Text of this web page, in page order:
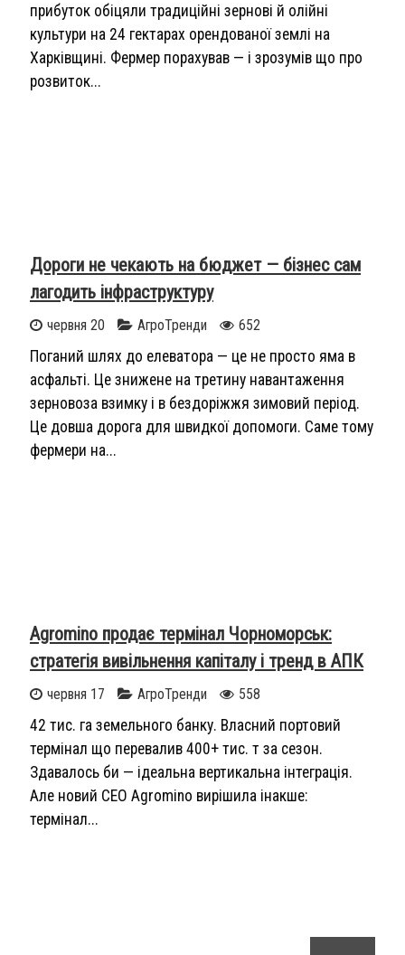
прибуток обіцяли традиційні зернові й олійні
культури на 24 гектарах орендованої землі на
Харківщині. Фермер порахував — і зрозумів що про
розвиток...
Дороги не чекають на бюджет — бізнес сам
лагодить інфраструктуру
червня 20 АгроТренди 652
Поганий шлях до елеватора — це не просто яма в
асфальті. Це знижене на третину навантаження
зерновоза взимку і в бездоріжжя зимовий період.
Це довша дорога для швидкої допомоги. Саме тому
фермери на...
Agromino продає термінал Чорноморськ:
стратегія вивільнення капіталу і тренд в АПК
червня 17 АгроТренди 558
42 тис. га земельного банку. Власний портовий
термінал що перевалив 400+ тис. т за сезон.
Здавалось би — ідеальна вертикальна інтеграція.
Але новий CEO Agromino вирішила інакше:
термінал...